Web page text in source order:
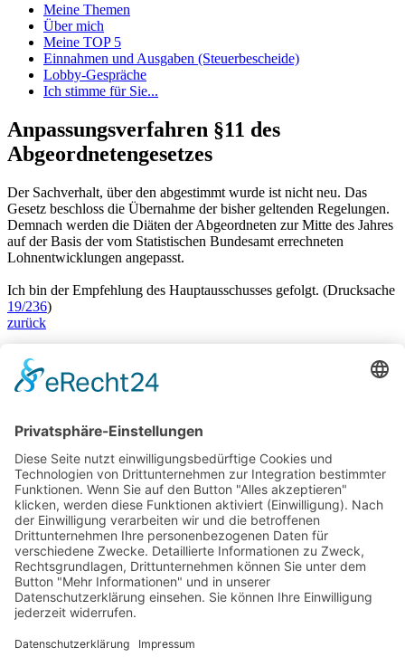
Meine Themen
Über mich
Meine TOP 5
Einnahmen und Ausgaben (Steuerbescheide)
Lobby-Gespräche
Ich stimme für Sie...
Anpassungsverfahren §11 des
Abgeordnetengesetzes
Der Sachverhalt, über den abgestimmt wurde ist nicht neu. Das
Gesetz beschloss die Übernahme der bisher geltenden Regelungen.
Demnach werden die Diäten der Abgeordneten zur Mitte des Jahres
auf der Basis der vom Statistischen Bundesamt errechneten
Lohnentwicklungen angepasst.
Ich bin der Empfehlung des Hauptausschusses gefolgt. (Drucksache
19/236)
zurück
Bärbel Bas
Mitglied des Deutschen Bundestages
Presse & Downloads
Pressemitteilungen
Pressefotos
BASis Info
Newsletter-Abo
Rechenschaftsflyer